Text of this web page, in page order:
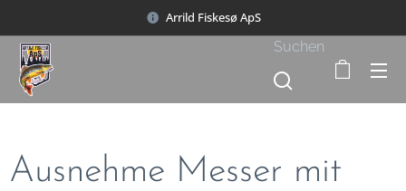
Arrild Fiskesø ApS
Suchen
Ausnehme Messer mit